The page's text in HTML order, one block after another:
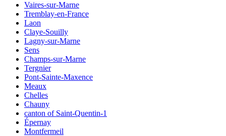
Vaires-sur-Marne
Tremblay-en-France
Laon
Claye-Souilly
Lagny-sur-Marne
Sens
Champs-sur-Marne
Tergnier
Pont-Sainte-Maxence
Meaux
Chelles
Chauny
canton of Saint-Quentin-1
Épernay
Montfermeil